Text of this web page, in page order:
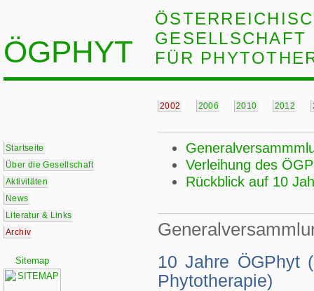
ÖGPHYT
GESELLSCHAFT
FÜR
2002 2006 2010 2012
Startseite
Über die Gesellschaft
Aktivitäten
News
Literatur & Links
Archiv
Sitemap
Verleihung des
Rückblick auf 10
10 Jahre ÖGPhyt
Phytotherapie)